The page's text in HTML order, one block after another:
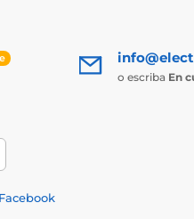
o escriba En
Facebook